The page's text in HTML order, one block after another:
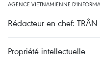
AGENCE VIETNAMIENNE
Rédacteur en chef:
Propriété intellectuelle